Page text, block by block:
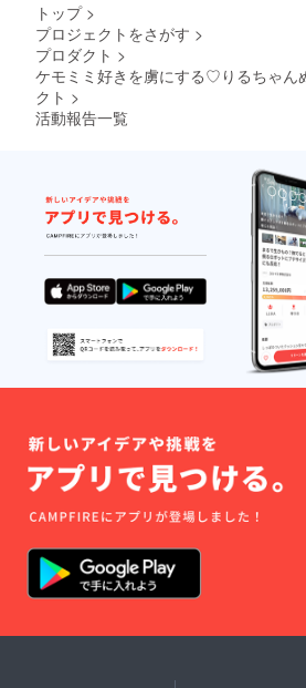
トップ >
プロジェクトをさがす >
プロダクト >
ケモミミ好きを虜にする♡りるちゃん
クト >
活動報告一覧